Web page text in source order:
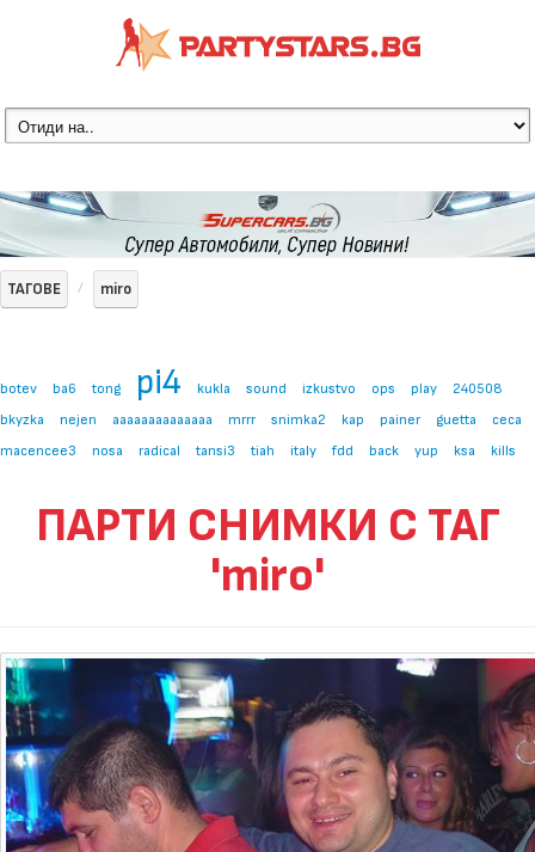
ТАГОВЕ miro
botev ba6 tong pi4 kukla sound izkustvo ops play
240508
bkyzka
nejen aaaaaaaaaaaaaa mrrr snimka2 kap painer guetta
ceca
macencee3
nosa radical tansi3 tiah italy fdd back yup ksa kills
ПАРТИ СНИМКИ С ТАГ
'miro'